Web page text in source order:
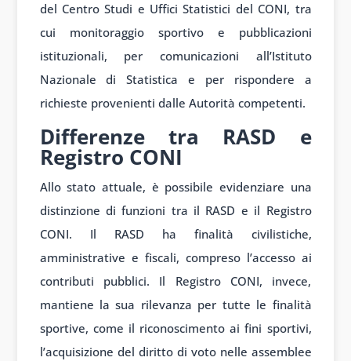
del Centro Studi e Uffici Statistici del CONI, tra
cui monitoraggio sportivo e pubblicazioni
istituzionali, per comunicazioni all’Istituto
Nazionale di Statistica e per rispondere a
richieste provenienti dalle Autorità competenti.
Differenze tra RASD e
Registro CONI
Allo stato attuale, è possibile evidenziare una
distinzione di funzioni tra il RASD e il Registro
CONI. Il RASD ha finalità civilistiche,
amministrative e fiscali, compreso l’accesso ai
contributi pubblici. Il Registro CONI, invece,
mantiene la sua rilevanza per tutte le finalità
sportive, come il riconoscimento ai fini sportivi,
l’acquisizione del diritto di voto nelle assemblee